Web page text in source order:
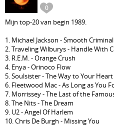
0
Mijn top-20 van begin 1989.
1. Michael Jackson - Smooth Criminal
2. Traveling Wilburys - Handle With
3. R.E.M. - Orange Crush
4. Enya - Orinoco Flow
5. Soulsister - The Way to Your Heart
6. Fleetwood Mac - As Long as You
7. Morrissey - The Last of the
8. The Nits - The Dream
9. U2 - Angel Of Harlem
10. Chris De Burgh - Missing You